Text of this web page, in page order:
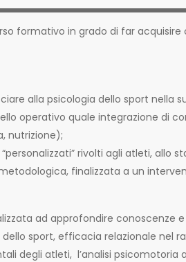
formativo in grado di far
alla psicologia dello sport nella
operativo quale integrazione di
nutrizione);
rivolti agli atleti, allo
finalizzata a un
ad approfondire conoscenze
dello sport, efficacia relazionale nel
degli atleti, l’analisi psicomotoria